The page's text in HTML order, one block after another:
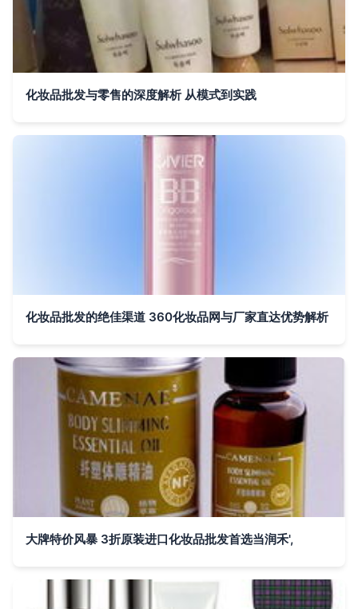
化妆品批发与零售的深度解析 从模式到实践
化妆品批发的绝佳渠道 360化妆品网与厂家直达优势解析
大牌特价风暴 3折原装进口化妆品批发首选当润禾',